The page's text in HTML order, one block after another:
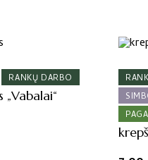
RANKŲ DARBO
„Vabalai“